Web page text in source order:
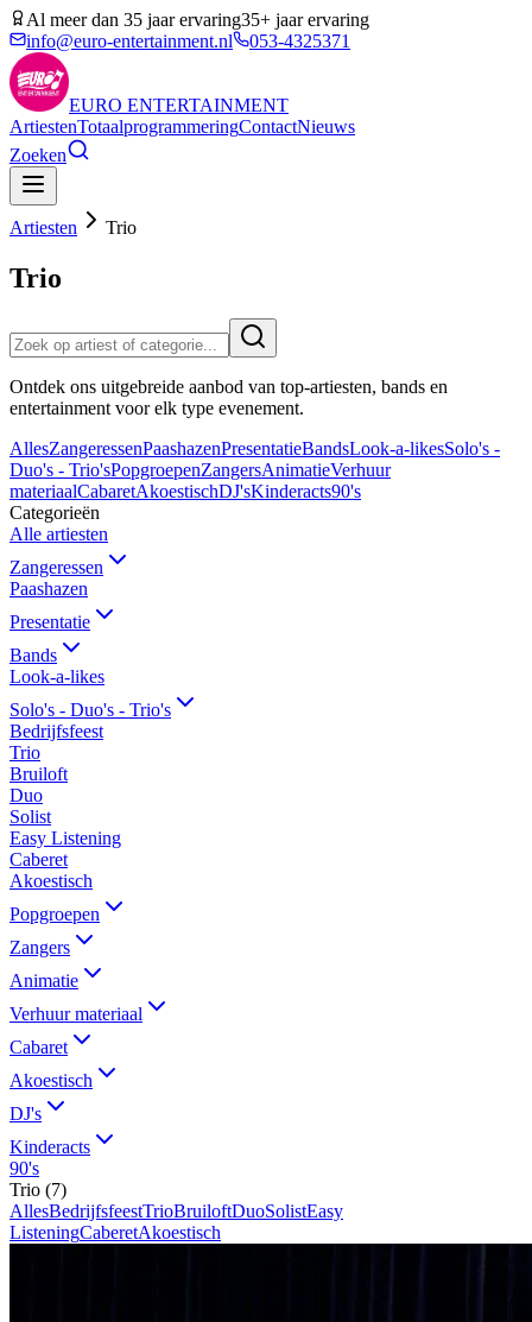
Al meer dan 35 jaar ervaring35+ jaar ervaring
info@euro-entertainment.nl
053-4325371
EURO ENTERTAINMENT
ArtiestenTotaalprogrammeringContactNieuws
Zoeken
Artiesten Trio
Trio
Ontdek ons uitgebreide aanbod van top-artiesten, bands en
entertainment voor elk type evenement.
AllesZangeressenPaashazenPresentatieBandsLook-a-likesSolo's -
Duo's - Trio'sPopgroepenZangersAnimatieVerhuur
materiaalCabaretAkoestischDJ'sKinderacts90's
Categorieën
Alle artiesten
Zangeressen
Paashazen
Presentatie
Bands
Look-a-likes
Solo's - Duo's - Trio's
Bedrijfsfeest
Trio
Bruiloft
Duo
Solist
Easy Listening
Caberet
Akoestisch
Popgroepen
Zangers
Animatie
Verhuur materiaal
Cabaret
Akoestisch
DJ's
Kinderacts
90's
Trio (7)
AllesBedrijfsfeestTrioBruiloftDuoSolistEasy
ListeningCaberetAkoestisch